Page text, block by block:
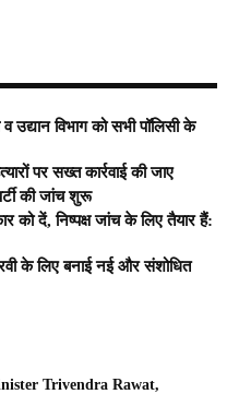
उद्यान विभाग को सभी पॉलिसी के
पर सख्त कार्रवाई की जाए
की जांच शुरू
को दें, निष्पक्ष जांच के लिए तैयार हैं:
के लिए बनाई नई और संशोधित
Trivendra Rawat